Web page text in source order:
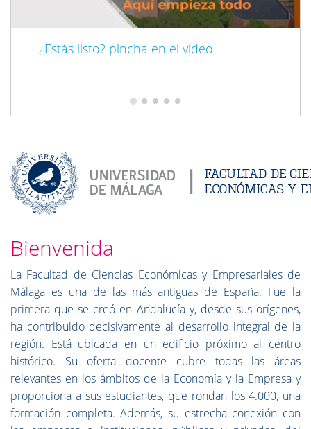
¿Estás listo? pincha en el vídeo
Bienvenida
La Facultad de Ciencias Económicas y Empresariales de
Málaga es una de las más antiguas de España. Fue la
primera que se creó en Andalucía y, desde sus orígenes,
ha contribuido decisivamente al desarrollo integral de la
región. Está ubicada en un edificio próximo al centro
histórico. Su oferta docente cubre todas las áreas
relevantes en los ámbitos de la Economía y la Empresa y
proporciona a sus estudiantes, que rondan los 4.000, una
formación completa. Además, su estrecha conexión con